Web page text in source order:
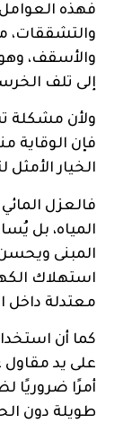
فهذه
والتشققات،
والأسقف،
إلى تلف
ولأن مشكلة
فإن الوقاية
الخيار
فالعزل
المياه، بل
المبنى
استهلاك
معتدلة داخل
كما أن
على يد
أمرًا ضروريًا
طويلة دون